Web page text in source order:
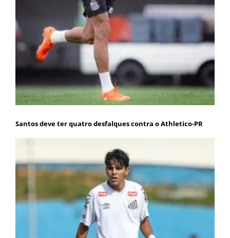
Santos deve ter quatro desfalques contra o Athletico-PR